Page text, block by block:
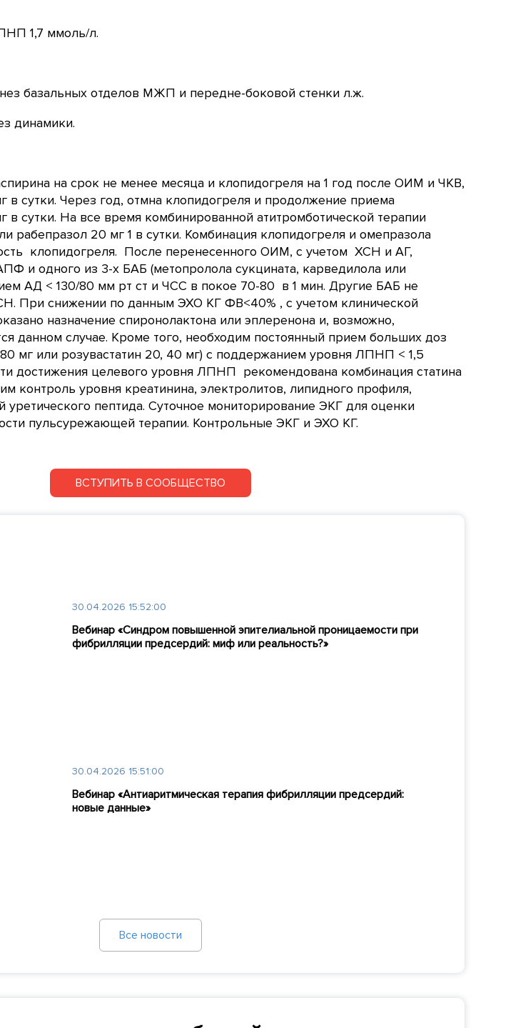
1,7 ммоль/л.
базальных отделов МЖП и передне-боковой стенки л.ж.
динамики.
на срок не менее месяца и клопидогреля на 1 год после ОИМ и ЧКВ,
в сутки. Через год, отмна клопидогреля и продолжение приема
в сутки. На все время комбинированной атитромботической терапии
рабепразол 20 мг 1 в сутки. Комбинация клопидогреля и омепразола
клопидогреля. После перенесенного ОИМ, с учетом ХСН и АГ,
и одного из 3-х БАБ (метопролола сукцината, карведилола или
АД < 130/80 мм рт ст и ЧСС в покое 70-80 в 1 мин. Другие БАБ не
При снижении по данным ЭХО КГ ФВ<40% , с учетом клинической
назначение спиронолактона или эплеренона и, возможно,
данном случае. Кроме того, необходим постоянный прием больших доз
80 мг или розувастатин 20, 40 мг) с поддержанием уровня ЛПНП < 1,5
достижения целевого уровня ЛПНП рекомендована комбинация статина
контроль уровня креатинина, электролитов, липидного профиля,
уретического пептида. Суточное мониторирование ЭКГ для оценки
пульсурежающей терапии. Контрольные ЭКГ и ЭХО КГ.
ВСТУПИТЬ В СООБЩЕСТВО
30.04.2026 15:52:00
Вебинар «Синдром повышенной эпителиальной проницаемости при
фибрилляции предсердий: миф или реальность?»
30.04.2026 15:51:00
Вебинар «Антиаритмическая терапия фибрилляции предсердий:
новые данные»
Все новости